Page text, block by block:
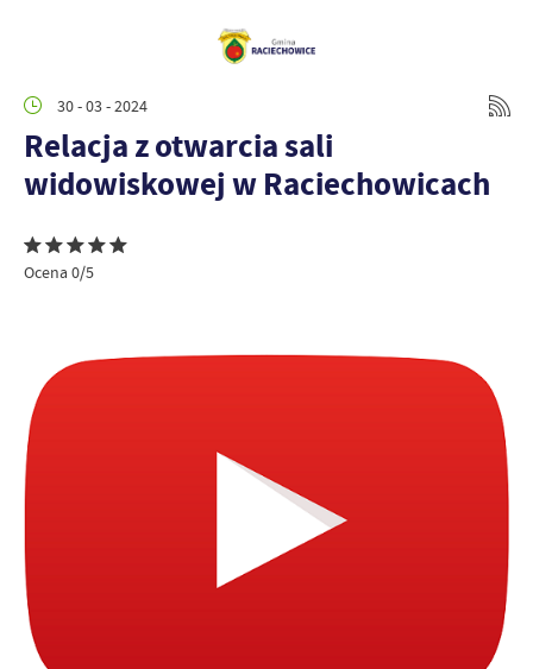
30 - 03 - 2024
Relacja z otwarcia sali
widowiskowej w Raciechowicach
Ocena 0/5